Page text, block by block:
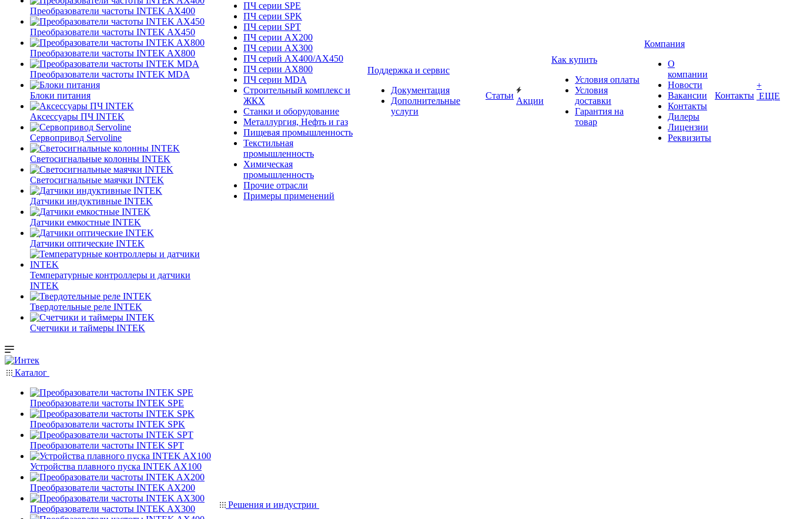
Преобразователи частоты INTEK AX400
Преобразователи частоты INTEK AX450
Преобразователи частоты INTEK AX800
Преобразователи частоты INTEK MDA
Блоки питания
Аксессуары ПЧ INTEK
Сервопривод Servoline
Светосигнальные колонны INTEK
Светосигнальные маячки INTEK
Датчики индуктивные INTEK
Датчики емкостные INTEK
Датчики оптические INTEK
Температурные контроллеры и датчики
INTEK
Твердотельные реле INTEK
Счетчики и таймеры INTEK
ПЧ серии SPE
ПЧ серии SPK
ПЧ серии SPT
ПЧ серии AX200
ПЧ серии AX300
ПЧ серий AX400/AX450
ПЧ серии AX800
ПЧ серии MDA
Строительный комплекс и
ЖКХ
Станки и оборудование
Металлургия, Нефть и газ
Пищевая промышленность
Текстильная
промышленность
Химическая
промышленность
Прочие отрасли
Примеры применений
Поддержка и сервис
Документация
Дополнительные
услуги
Статьи
Акции
Как купить
Условия оплаты
Условия
доставки
Гарантия на
товар
Компания
О
компании
Новости
Вакансии
Контакты
Дилеры
Лицензии
Реквизиты
Контакты
+
ЕЩЕ
Каталог
Преобразователи частоты INTEK SPE
Преобразователи частоты INTEK SPK
Преобразователи частоты INTEK SPT
Устройства плавного пуска INTEK AX100
Преобразователи частоты INTEK AX200
Преобразователи частоты INTEK AX300
Решения и индустрии